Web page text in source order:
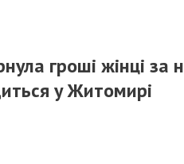
гроші жінці за
у Житомирі